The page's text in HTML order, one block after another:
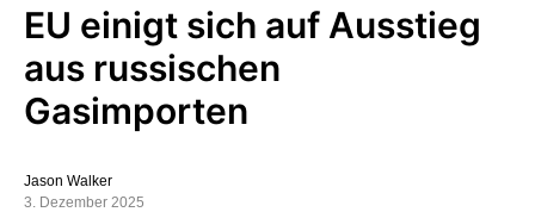
EU einigt sich auf Ausstieg
aus russischen
Gasimporten
Jason Walker
3. Dezember 2025